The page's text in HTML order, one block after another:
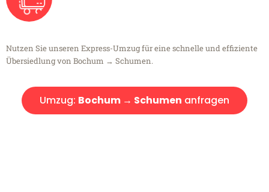
Nutzen Sie unseren Express-Umzug für eine schnelle und effiziente
Übersiedlung von Bochum → Schumen.
Umzug: Bochum → Schumen anfragen